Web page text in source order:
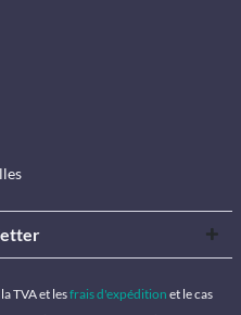
TVA et lesfrais d'expédition et le cas